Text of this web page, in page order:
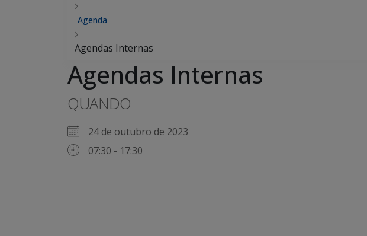
Agenda
Agendas Internas
Agendas Internas
QUANDO
24 de outubro de 2023
07:30 - 17:30